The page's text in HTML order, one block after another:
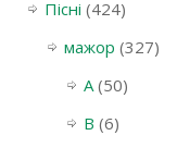
Пісні (424)
мажор (327)
A(50)
B (6)